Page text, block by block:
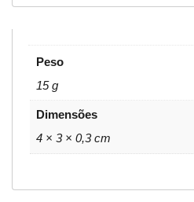
Peso
15 g
Dimensões
4 × 3 × 0,3 cm